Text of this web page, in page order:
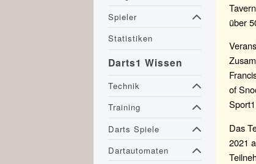
über
of
Das
2021
Spieler
Statistiken
Darts1 Wissen
Technik
Training
Darts Spiele
Dartautomaten